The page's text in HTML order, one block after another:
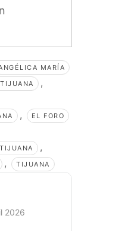
MARÍA
,
, EL FORO
,
, TIJUANA
2026